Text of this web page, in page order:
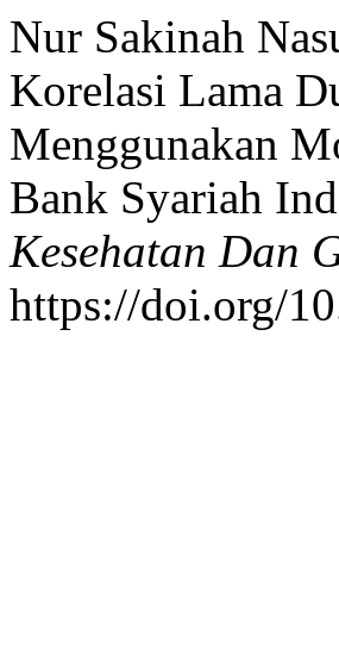
Nur Sakinah
Korelasi Lama
Menggunakan
Bank Syariah
Kesehatan Dan
https://doi.org/